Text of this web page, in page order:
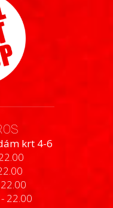
krt 4-6
22.00